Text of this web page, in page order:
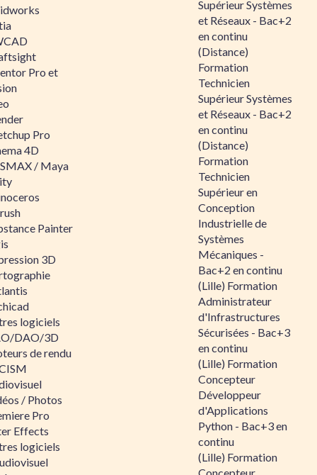
Pro et
Pro
4D
/ Maya
Painter
3D
logiciels
DAO/3D
de rendu
/ Photos
Pro
Effects
logiciels
Supérieur Systèmes
et Réseaux - Bac+2
en continu
(Distance)
Formation
Technicien
Supérieur Systèmes
et Réseaux - Bac+2
en continu
(Distance)
Formation
Technicien
Supérieur en
Conception
Industrielle de
Systèmes
Mécaniques -
Bac+2 en continu
(Lille) Formation
Administrateur
d'Infrastructures
Sécurisées - Bac+3
en continu
(Lille) Formation
Concepteur
Développeur
d'Applications
Python - Bac+3 en
continu
(Lille) Formation